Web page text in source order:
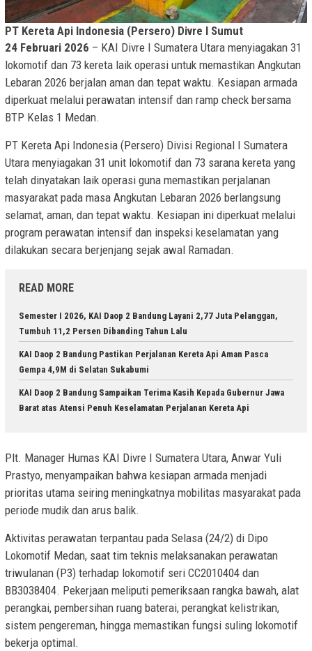
PT Kereta Api Indonesia (Persero) Divre I Sumut
24 Februari 2026 – KAI Divre I Sumatera Utara menyiagakan 31
lokomotif dan 73 kereta laik operasi untuk memastikan Angkutan
Lebaran 2026 berjalan aman dan tepat waktu. Kesiapan armada
diperkuat melalui perawatan intensif dan ramp check bersama
BTP Kelas 1 Medan.
PT Kereta Api Indonesia (Persero) Divisi Regional I Sumatera
Utara menyiagakan 31 unit lokomotif dan 73 sarana kereta yang
telah dinyatakan laik operasi guna memastikan perjalanan
masyarakat pada masa Angkutan Lebaran 2026 berlangsung
selamat, aman, dan tepat waktu. Kesiapan ini diperkuat melalui
program perawatan intensif dan inspeksi keselamatan yang
dilakukan secara berjenjang sejak awal Ramadan.
READ MORE
Semester I 2026, KAI Daop 2 Bandung Layani 2,77 Juta Pelanggan,
Tumbuh 11,2 Persen Dibanding Tahun Lalu
KAI Daop 2 Bandung Pastikan Perjalanan Kereta Api Aman Pasca
Gempa 4,9M di Selatan Sukabumi
KAI Daop 2 Bandung Sampaikan Terima Kasih Kepada Gubernur Jawa
Barat atas Atensi Penuh Keselamatan Perjalanan Kereta Api
Plt. Manager Humas KAI Divre I Sumatera Utara, Anwar Yuli
Prastyo, menyampaikan bahwa kesiapan armada menjadi
prioritas utama seiring meningkatnya mobilitas masyarakat pada
periode mudik dan arus balik.
Aktivitas perawatan terpantau pada Selasa (24/2) di Dipo
Lokomotif Medan, saat tim teknis melaksanakan perawatan
triwulanan (P3) terhadap lokomotif seri CC2010404 dan
BB3038404. Pekerjaan meliputi pemeriksaan rangka bawah, alat
perangkai, pembersihan ruang baterai, perangkat kelistrikan,
sistem pengereman, hingga memastikan fungsi suling lokomotif
bekerja optimal.